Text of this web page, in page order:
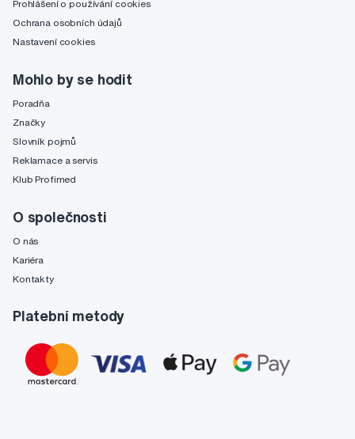
Prohlášení o používání cookies
Ochrana osobních údajů
Nastavení cookies
Mohlo by se hodit
Poradňa
Značky
Slovník pojmů
Reklamace a servis
Klub Profimed
O společnosti
O nás
Kariéra
Kontakty
Platební metody